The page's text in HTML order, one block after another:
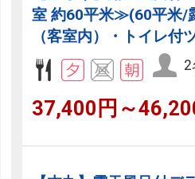
室 約60平米≫(60平米/
（客室内）・トイレ付
2
37,400円～